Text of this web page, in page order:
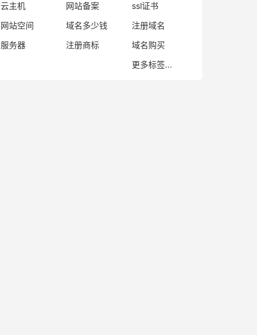
云主机
网站备案
ssl证书
网站空间
域名多少钱
注册域名
服务器
注册商标
域名购买
更多标签...